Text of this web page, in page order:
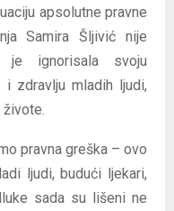
apsolutne pravne
Samira Šljivić nije
je ignorisala svoju
zdravlju mladih ljudi,
pravna greška – ovo
ljudi, budući ljekari,
sada su lišeni ne